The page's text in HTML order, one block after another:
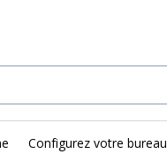
Configurez votre bureau